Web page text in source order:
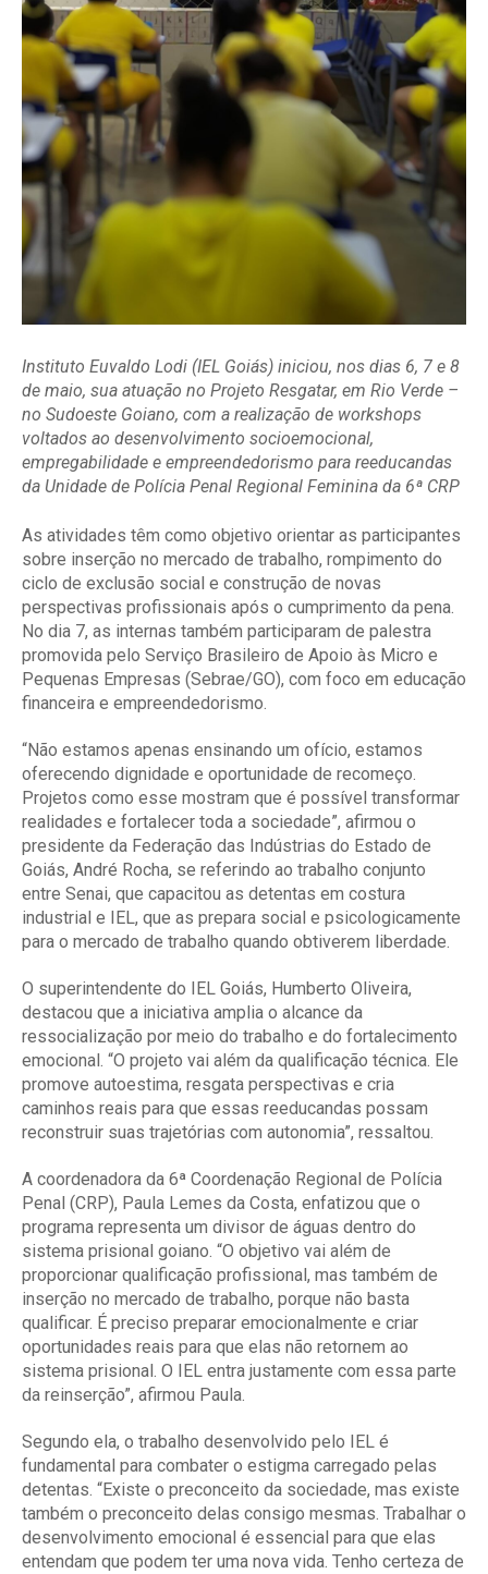
Instituto Euvaldo Lodi (IEL Goiás) iniciou, nos dias 6, 7 e 8
de maio, sua atuação no Projeto Resgatar, em Rio Verde –
no Sudoeste Goiano, com a realização de workshops
voltados ao desenvolvimento socioemocional,
empregabilidade e empreendedorismo para reeducandas
da Unidade de Polícia Penal Regional Feminina da 6ª CRP
As atividades têm como objetivo orientar as participantes
sobre inserção no mercado de trabalho, rompimento do
ciclo de exclusão social e construção de novas
perspectivas profissionais após o cumprimento da pena.
No dia 7, as internas também participaram de palestra
promovida pelo Serviço Brasileiro de Apoio às Micro e
Pequenas Empresas (Sebrae/GO), com foco em educação
financeira e empreendedorismo.
“Não estamos apenas ensinando um ofício, estamos
oferecendo dignidade e oportunidade de recomeço.
Projetos como esse mostram que é possível transformar
realidades e fortalecer toda a sociedade”, afirmou o
presidente da Federação das Indústrias do Estado de
Goiás, André Rocha, se referindo ao trabalho conjunto
entre Senai, que capacitou as detentas em costura
industrial e IEL, que as prepara social e psicologicamente
para o mercado de trabalho quando obtiverem liberdade.
O superintendente do IEL Goiás, Humberto Oliveira,
destacou que a iniciativa amplia o alcance da
ressocialização por meio do trabalho e do fortalecimento
emocional. “O projeto vai além da qualificação técnica. Ele
promove autoestima, resgata perspectivas e cria
caminhos reais para que essas reeducandas possam
reconstruir suas trajetórias com autonomia”, ressaltou.
A coordenadora da 6ª Coordenação Regional de Polícia
Penal (CRP), Paula Lemes da Costa, enfatizou que o
programa representa um divisor de águas dentro do
sistema prisional goiano. “O objetivo vai além de
proporcionar qualificação profissional, mas também de
inserção no mercado de trabalho, porque não basta
qualificar. É preciso preparar emocionalmente e criar
oportunidades reais para que elas não retornem ao
sistema prisional. O IEL entra justamente com essa parte
da reinserção”, afirmou Paula.
Segundo ela, o trabalho desenvolvido pelo IEL é
fundamental para combater o estigma carregado pelas
detentas. “Existe o preconceito da sociedade, mas existe
também o preconceito delas consigo mesmas. Trabalhar o
desenvolvimento emocional é essencial para que elas
entendam que podem ter uma nova vida. Tenho certeza de